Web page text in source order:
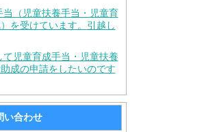
（児童扶養手当・児童育
を受けています。引越し
児童育成手当・児童扶養
成の申請をしたいのです
い合わせ